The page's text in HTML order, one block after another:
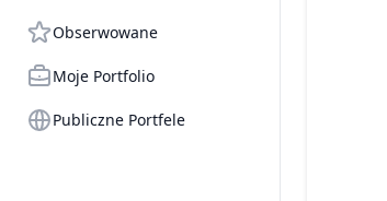
Obserwowane
Moje Portfolio
Publiczne Portfele